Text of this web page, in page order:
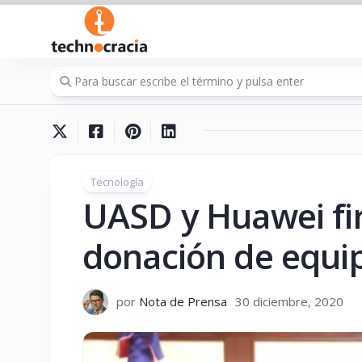
Saltar
contenido
Tecnología
UASD y Huawei
donación de
por Nota de Prensa 30 diciembre, 2020